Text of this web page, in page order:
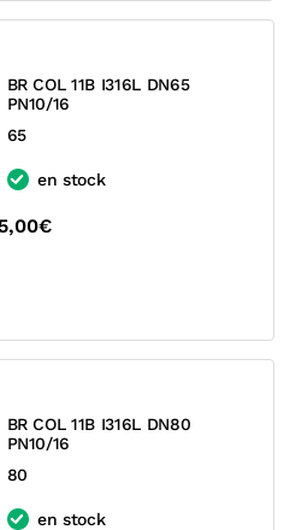
BR COL 11B I316L DN65
PN10/16
65
en stock
BR COL 11B I316L DN80
PN10/16
80
en stock